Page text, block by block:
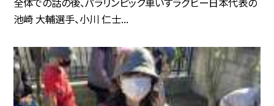
池崎 大輔選手、小川 仁士...